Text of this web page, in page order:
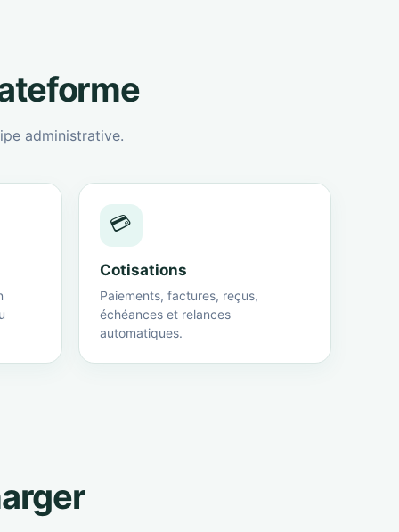
administrative.
💳
Cotisations
Paiements, factures, reçus,
échéances et relances
automatiques.